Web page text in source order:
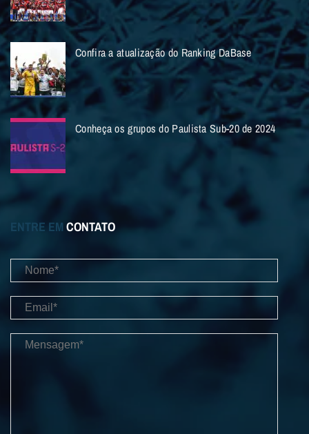
Confira a atualização do Ranking DaBase
Conheça os grupos do Paulista Sub-20 de 2024
ENTRE EM CONTATO